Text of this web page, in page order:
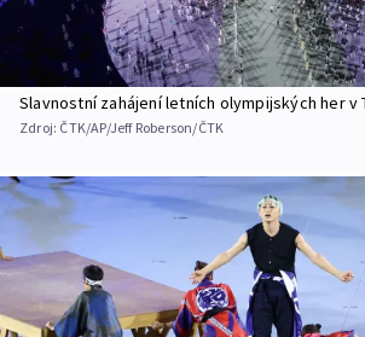
Slavnostní zahájení letních olympijských her v
Zdroj: ČTK/AP/Jeff Roberson/ČTK